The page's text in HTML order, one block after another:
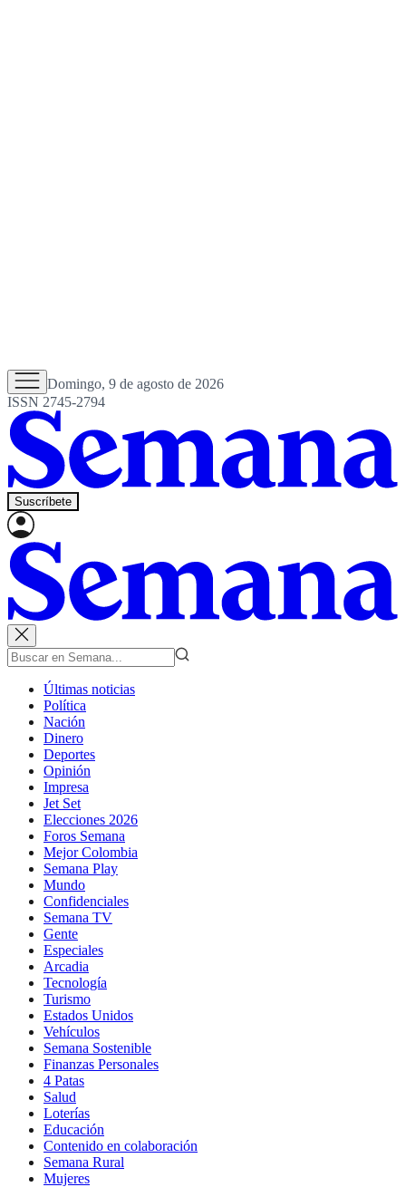
Domingo, 9 de agosto de 2026
ISSN 2745-2794
Suscríbete
Últimas noticias
Política
Nación
Dinero
Deportes
Opinión
Impresa
Jet Set
Elecciones 2026
Foros Semana
Mejor Colombia
Semana Play
Mundo
Confidenciales
Semana TV
Gente
Especiales
Arcadia
Tecnología
Turismo
Estados Unidos
Vehículos
Semana Sostenible
Finanzas Personales
4 Patas
Salud
Loterías
Educación
Contenido en colaboración
Semana Rural
Mujeres